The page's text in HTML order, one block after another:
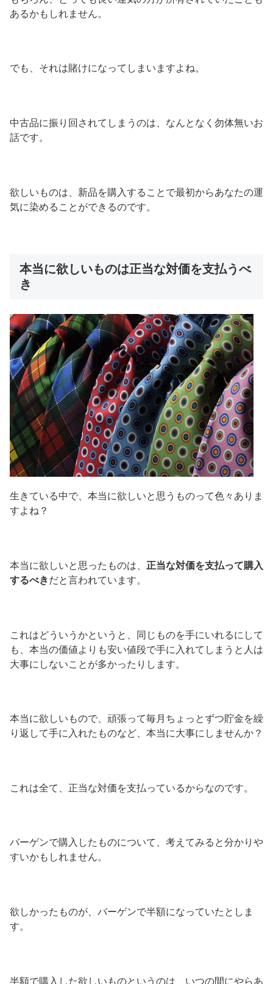
あるかもしれません。
でも、それは賭けになってしまいますよね。
中古品に振り回されてしまうのは、なんとなく勿体無いお
話です。
欲しいものは、新品を購入することで最初からあなたの運
気に染めることができるのです。
本当に欲しいものは正当な対価を支払うべ
き
生きている中で、本当に欲しいと思うものって色々ありま
すよね？
本当に欲しいと思ったものは、 正当な対価を支払って購入
するべきだと言われています。
これはどういうかというと、同じものを手にいれるにして
も、本当の価値よりも安い値段で手に入れてしまうと人は
大事にしないことが多かったりします。
本当に欲しいもので、頑張って毎月ちょっとずつ貯金を繰
り返して手に入れたものなど、本当に大事にしませんか？
これは全て、正当な対価を支払っているからなのです。
バーゲンで購入したものについて、考えてみると分かりや
すいかもしれません。
欲しかったものが、バーゲンで半額になっていたとしま
す。
半額で購入した欲しいものというのは、いつの間にやらあ